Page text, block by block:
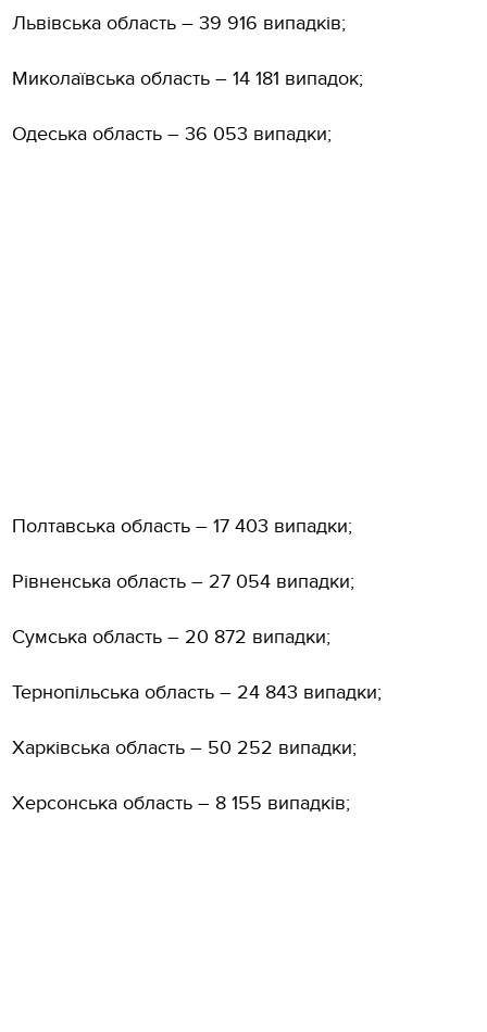
Львівська область – 39 916 випадків;
Миколаївська область – 14 181 випадок;
Одеська область – 36 053 випадки;
Полтавська область – 17 403 випадки;
Рівненська область – 27 054 випадки;
Сумська область – 20 872 випадки;
Тернопільська область – 24 843 випадки;
Харківська область – 50 252 випадки;
Херсонська область – 8 155 випадків;